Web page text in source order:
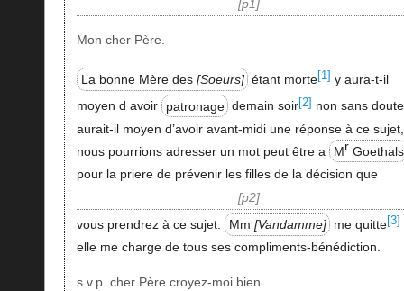
p1
Mon cher Père.
La bonne Mère des Soeurs étant morte [1] y aura-t-il
moyen d avoir
patronage demain soir[2] non sans
aurait-il moyen d’avoir avant-midi une réponse à ce sujet,
nous pourrions adresser un mot peut être a
Mr Goethals
pour la priere de prévenir les filles de la décision que
p2
vous prendrez à ce sujet.
Mm Vandamme me quitte[3]
elle me charge de tous ses compliments-bénédiction.
s.v.p. cher Père croyez-moi bien